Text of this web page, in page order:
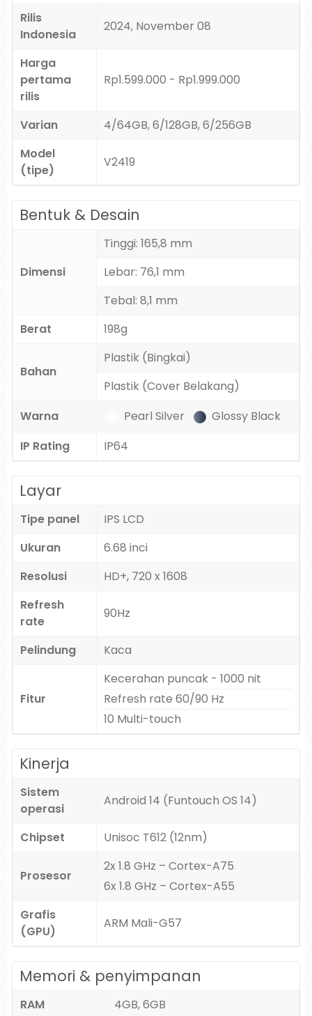
Rilis
Indonesia
2024, November 08
Harga
pertama
rilis
Rp1.599.000 - Rp1.999.000
Varian
4/64GB, 6/128GB, 6/256GB
Model
(tipe)
V2419
Bentuk & Desain
Dimensi
Tinggi: 165,8 mm
Lebar: 76,1 mm
Tebal: 8,1 mm
Berat
198g
Bahan
Plastik (Bingkai)
Plastik (Cover Belakang)
Warna
Pearl Silver
Glossy Black
IP Rating
IP64
Layar
Tipe panel
IPS LCD
Ukuran
6.68 inci
Resolusi
HD+, 720 x 1608
Refresh
rate
90Hz
Pelindung Kaca
Fitur
Kecerahan puncak - 1000 nit
Refresh rate 60/90 Hz
10 Multi-touch
Kinerja
Sistem
operasi
Android 14 (Funtouch OS 14)
Chipset Unisoc T612 (12nm)
Prosesor
2x 1.8 GHz – Cortex-A75
6x 1.8 GHz – Cortex-A55
Grafis
(GPU)
ARM Mali-G57
Memori & penyimpanan
RAM 4GB, 6GB